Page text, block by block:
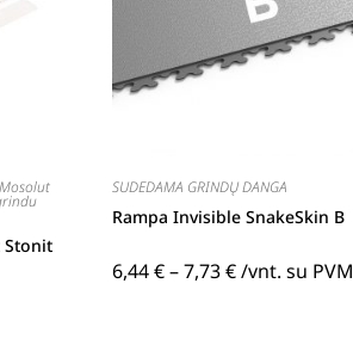
Stonit
SUDEDAMA GRINDŲ DANGA
Rampa Invisible SnakeSkin B
6,44€–7,73€/vnt. su PVM